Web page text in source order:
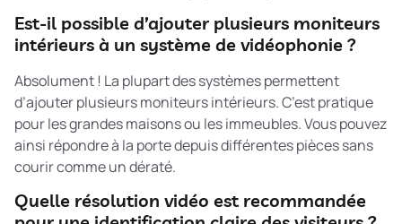
Est-il possible d’ajouter plusieurs moniteurs
intérieurs à un système de vidéophonie ?
Absolument ! La plupart des systèmes permettent
d’ajouter plusieurs moniteurs intérieurs. C’est pratique
pour les grandes maisons ou les immeubles. Vous pouvez
ainsi répondre à la porte depuis différentes pièces sans
courir comme un dératé.
Quelle résolution vidéo est recommandée